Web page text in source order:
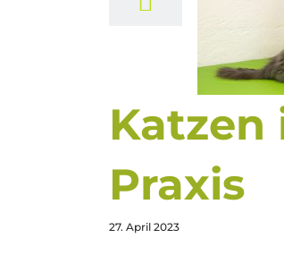
Katzen
Praxis
27. April 2023